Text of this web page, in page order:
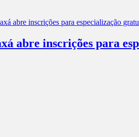
abre inscrições para